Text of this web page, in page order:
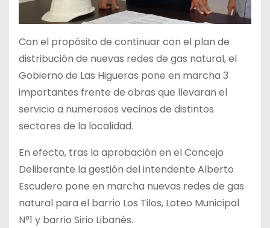
Con el propósito de continuar con el plan de
distribución de nuevas redes de gas natural, el
Gobierno de Las Higueras pone en marcha 3
importantes frente de obras que llevaran el
servicio a numerosos vecinos de distintos
sectores de la localidad.
En efecto, tras la aprobación en el Concejo
Deliberante la gestión del intendente Alberto
Escudero pone en marcha nuevas redes de gas
natural para el barrio Los Tilos, Loteo Municipal
N°1 y barrio Sirio Libanés.